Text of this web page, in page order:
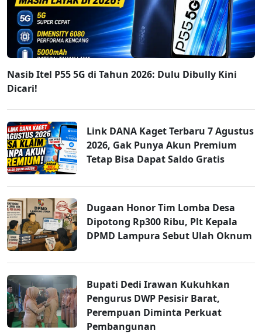
Nasib Itel P55 5G di Tahun 2026: Dulu Dibully Kini
Dicari!
Link DANA Kaget Terbaru 7 Agustus
2026, Gak Punya Akun Premium
Tetap Bisa Dapat Saldo Gratis
Dugaan Honor Tim Lomba Desa
Dipotong Rp300 Ribu, Plt Kepala
DPMD Lampura Sebut Ulah Oknum
Bupati Dedi Irawan Kukuhkan
Pengurus DWP Pesisir Barat,
Perempuan Diminta Perkuat
Pembangunan